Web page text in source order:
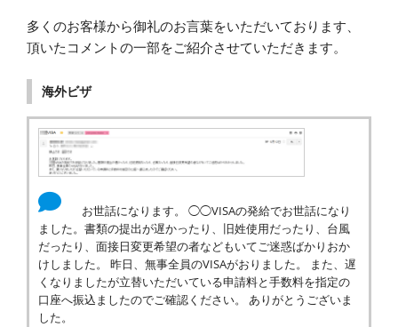
多くのお客様から御礼のお言葉をいただいております、
頂いたコメントの一部をご紹介させていただきます。
海外ビザ
お世話になります。 ◯◯VISAの発給でお世話になり
ました。書類の提出が遅かったり、旧姓使用だったり、台風
だったり、面接日変更希望の者などもいてご迷惑ばかりおか
けしました。 昨日、無事全員のVISAがおりました。 また、遅
くなりましたが立替いただいている申請料と手数料を指定の
口座へ振込ましたのでご確認ください。 ありがとうございま
した。